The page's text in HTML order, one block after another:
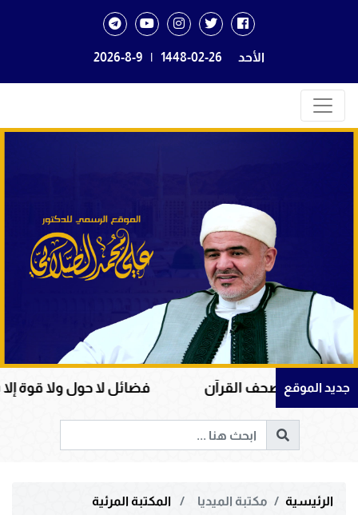
الأحد 1448-02-26
|
2026-8-9
جديد الموقعصحف القرآن فضائل لا حول ولا قوة إلا
الرئيسية مكتبة الميديا المكتبة المرئية